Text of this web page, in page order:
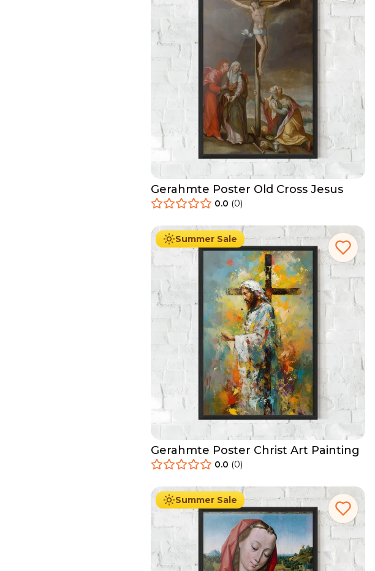
Gerahmte Poster Old Cross Jesus
0.0 (0)
Summer Sale
Ab 49.90 € 29.90
Gerahmte Poster Christ Art Painting
0.0 (0)
Summer Sale
Ab 49.90 € 29.90